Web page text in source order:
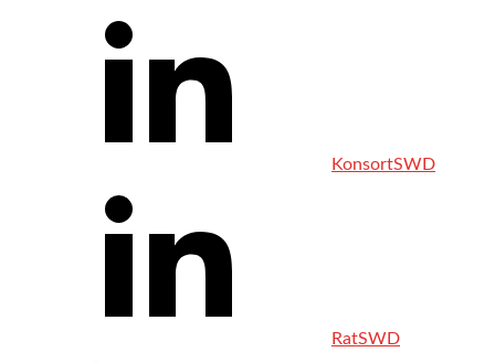
KonsortSWD
RatSWD